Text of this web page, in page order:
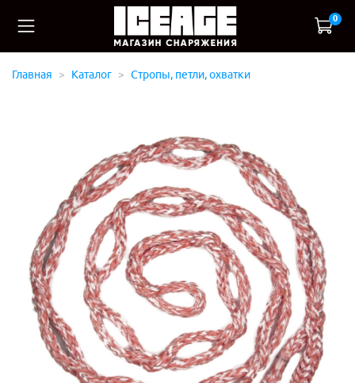
0
Главная Каталог Стропы, петли, охватки